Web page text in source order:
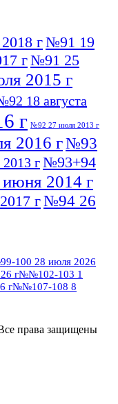
г№91 19
г№91 25
2015 г
18 августа
г №92 27 июля 2013 г
2016 г№93
г№93+94
2014 г
г№94 26
3 августа
9 августа
2012 г
100 28 июля 2026
г№№102-103 1
г№№107-108 8
права защищены